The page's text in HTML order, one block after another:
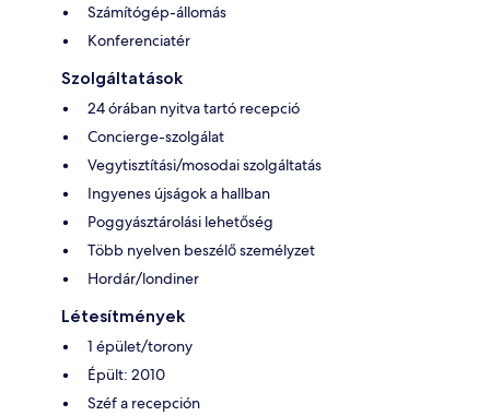
Számítógép-állomás
Konferenciatér
Szolgáltatások
24 órában nyitva tartó recepció
Concierge-szolgálat
Vegytisztítási/mosodai szolgáltatás
Ingyenes újságok a hallban
Poggyásztárolási lehetőség
Több nyelven beszélő személyzet
Hordár/londiner
Létesítmények
1 épület/torony
Épült: 2010
Széf a recepción